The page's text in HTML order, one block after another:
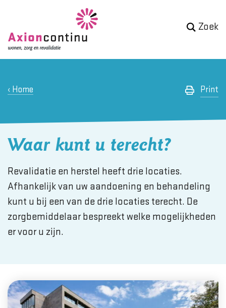
Zoek
Home Print
Waar kunt u terecht?
Revalidatie en herstel heeft drie locaties.
Afhankelijk van uw aandoening en behandeling
kunt u bij een van de drie locaties terecht. De
zorgbemiddelaar bespreekt welke mogelijkheden
er voor u zijn.